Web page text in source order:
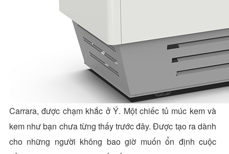
Carrara, được chạm khắc ở Ý. Một chiếc tủ múc kem và
kem như bạn chưa từng thấy trước đây. Được tạo ra dành
cho những người không bao giờ muốn ổn định cuộc